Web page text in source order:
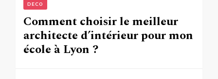
DECO
Comment choisir le meilleur
architecte d’intérieur pour mon
école à Lyon ?